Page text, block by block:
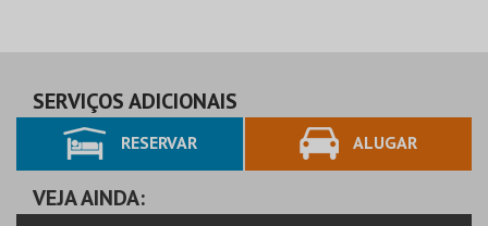
SERVIÇOS ADICIONAIS
RESERVAR ALUGAR
VEJA AINDA: